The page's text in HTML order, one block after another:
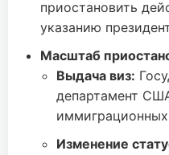
приостановить
указанию
Масштаб
Выдача виз:
департамент
Изменение